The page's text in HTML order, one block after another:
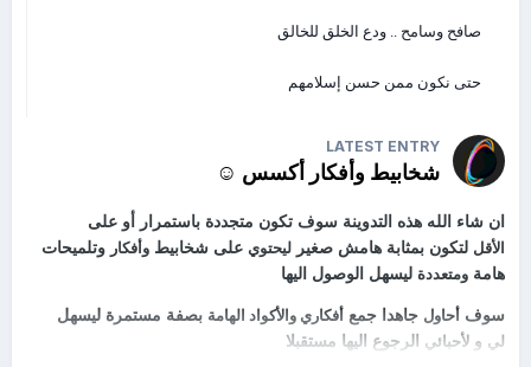
Explorer
⭐
1️⃣
4️⃣
⭐ إرسال بريد إلكتروني من Gmail الى أي إيميل
1️⃣5️⃣
⭐ مزيل التكرارات الذكي 2025
⭐
1️⃣6️⃣
⭐ مراقب لوحة المفاتيح ومنع إضافة لغات مدمجة من
ملفات اكسيس ⭐
1️⃣
7️⃣
⭐ أداة بسيطة لتفحص حالة رقم الواتس أب 2025
صافح وسامح .. ودع الخلق للخالق
حتى نكون ممن حسن إسلامهم
LATEST ENTRY
شخابيط وأفكار أكسس ☺
ان شاء الله هذه التدوينة سوف تكون متجددة باستمرار أو على
الأقل لتكون بمثابة هامش صغير ليحتوي على شخابيط وأفكار وتلميحات
هامة ومتعددة ليسهل الوصول اليها
سوف أحاول جاهدا جمع أفكاري والأكواد الهامة بصفة مستمرة ليسهل
لي و لأحبائي الرجوع اليها مستقبلا